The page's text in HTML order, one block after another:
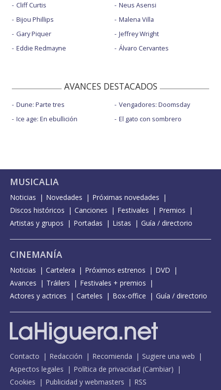
Cliff Curtis
Bijou Phillips
Gary Piquer
Eddie Redmayne
Neus Asensi
Malena Villa
Jeffrey Wright
Álvaro Cervantes
AVANCES DESTACADOS
Dune: Parte tres
Ice age: En ebullición
Vengadores: Doomsday
El gato con sombrero
MUSICALIA
Noticias Novedades
Próximas novedades
Discos históricos
Canciones Festivales
Premios
Artistas y grupos
Portadas Listas Guía / directorio
CINEMANÍA
Noticias Cartelera Próximos estrenos
DVD
Avances
Tráilers
Festivales + premios
Actores y actrices
Carteles Box-office Guía / directorio
Contacto Redacción Recomienda
Sugiere una web
Aspectos legales
Política de privacidad (Cambiar)
Cookies
Publicidad y webmasters RSS